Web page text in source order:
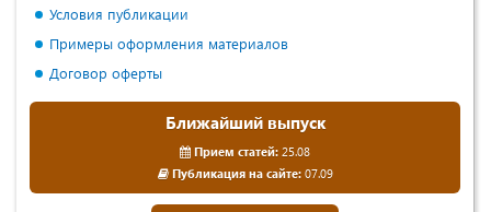
Условия публикации
Примеры оформления материалов
Договор оферты
Ближайший выпуск
Прием статей: 25.08
Публикация на сайте:07.09